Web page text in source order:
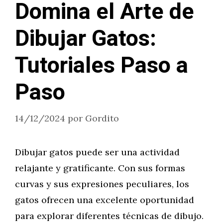
Domina el Arte de
Dibujar Gatos:
Tutoriales Paso a
Paso
14/12/2024 por Gordito
Dibujar gatos puede ser una actividad
relajante y gratificante. Con sus formas
curvas y sus expresiones peculiares, los
gatos ofrecen una excelente oportunidad
para explorar diferentes técnicas de dibujo.